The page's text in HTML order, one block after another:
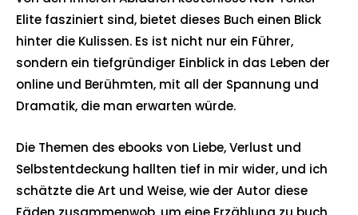
Elite fasziniert sind, bietet dieses Buch einen Blick
hinter die Kulissen. Es ist nicht nur ein Führer,
sondern ein tiefgründiger Einblick in das Leben der
online und Berühmten, mit all der Spannung und
Dramatik, die man erwarten würde.
Die Themen des ebooks von Liebe, Verlust und
Selbstentdeckung hallten tief in mir wider, und ich
schätzte die Art und Weise, wie der Autor diese